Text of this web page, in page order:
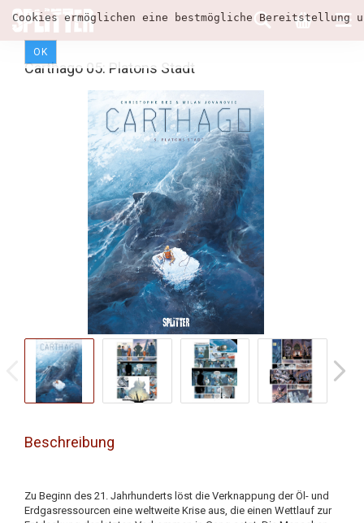
Cookies ermöglichen eine bestmögliche
OK
Carthago 05: Platons Stadt
Beschreibung
Zu Beginn des 21. Jahrhunderts löst die Verknappung der Öl- und
Erdgasressourcen eine weltweite Krise aus, die einen Wettlauf zur